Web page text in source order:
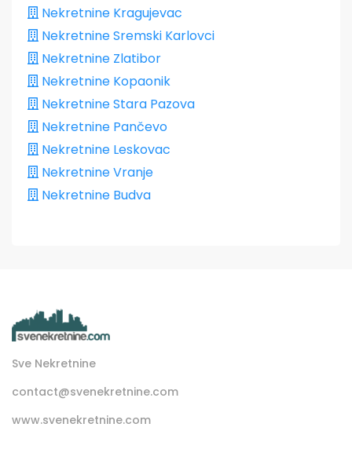
Nekretnine Kragujevac
Nekretnine Sremski Karlovci
Nekretnine Zlatibor
Nekretnine Kopaonik
Nekretnine Stara Pazova
Nekretnine Pančevo
Nekretnine Leskovac
Nekretnine Vranje
Nekretnine Budva
Sve Nekretnine
contact@svenekretnine.com
www.svenekretnine.com